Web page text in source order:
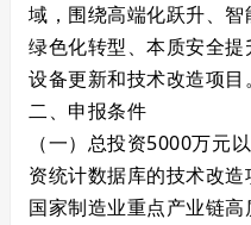
域，围绕高端化跃升、智
绿色化转型、本质安全提
设备更新和技术改造项目。
二、申报条件
（一）总投资5000万元
资统计数据库的技术改造
国家制造业重点产业链